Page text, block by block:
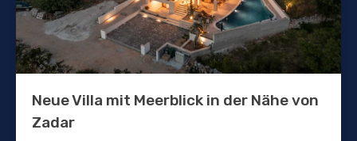
Neue Villa mit Meerblick in der Nähe von
Zadar